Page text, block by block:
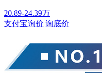
20.89-24.39万
支付宝询价 询底价